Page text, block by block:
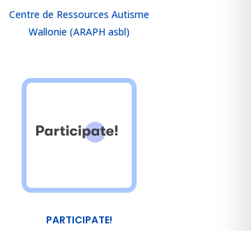
Centre de Ressources Autisme
Wallonie (ARAPH asbl)
PARTICIPATE!